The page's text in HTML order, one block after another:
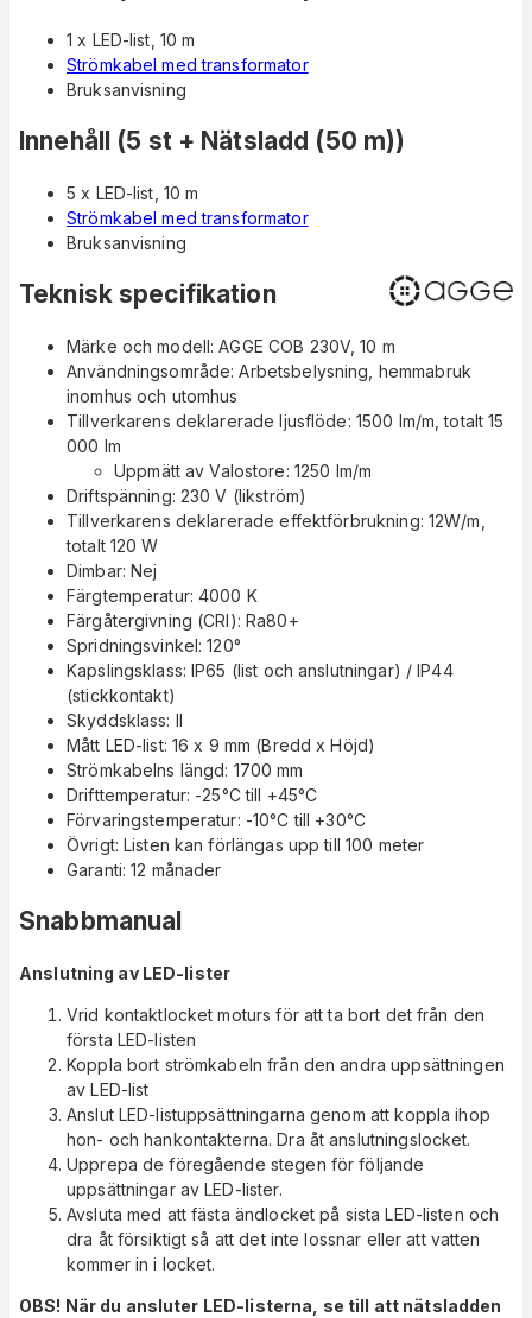
1 x LED-list, 10 m
Strömkabel med transformator
Bruksanvisning
Innehåll (5 st + Nätsladd (50 m))
5 x LED-list, 10 m
Strömkabel med transformator
Bruksanvisning
Teknisk specifikation
Märke och modell: AGGE COB 230V, 10 m
Användningsområde: Arbetsbelysning, hemmabruk
inomhus och utomhus
Tillverkarens deklarerade ljusflöde: 1500 lm/m, totalt 15
000 lm
Uppmätt av Valostore: 1250 lm/m
Driftspänning: 230 V (likström)
Tillverkarens deklarerade effektförbrukning: 12W/m,
totalt 120 W
Dimbar: Nej
Färgtemperatur: 4000 K
Färgåtergivning (CRI): Ra80+
Spridningsvinkel: 120°
Kapslingsklass: IP65 (list och anslutningar) / IP44
(stickkontakt)
Skyddsklass: II
Mått LED-list: 16 x 9 mm (Bredd x Höjd)
Strömkabelns längd: 1700 mm
Drifttemperatur: -25°C till +45°C
Förvaringstemperatur: -10°C till +30°C
Övrigt: Listen kan förlängas upp till 100 meter
Garanti: 12 månader
Snabbmanual
Anslutning av LED-lister
Vrid kontaktlocket moturs för att ta bort det från den
första LED-listen
Koppla bort strömkabeln från den andra uppsättningen
av LED-list
Anslut LED-listuppsättningarna genom att koppla ihop
hon- och hankontakterna. Dra åt anslutningslocket.
Upprepa de föregående stegen för följande
uppsättningar av LED-lister.
Avsluta med att fästa ändlocket på sista LED-listen och
dra åt försiktigt så att det inte lossnar eller att vatten
kommer in i locket.
OBS! När du ansluter LED-listerna, se till att nätsladden